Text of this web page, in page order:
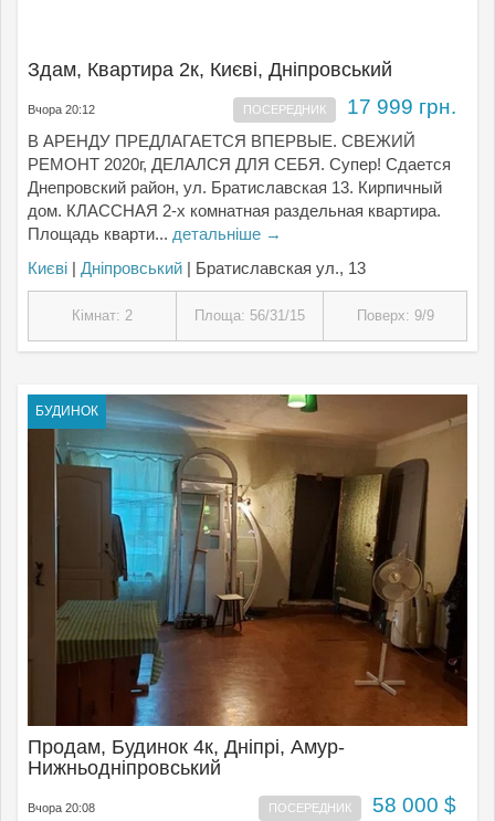
Здам, Квартира 2к, Києвi, Дніпровський
Вчора 20:12 ПОСЕРЕДНИК 17 999 грн.
В АРЕНДУ ПРЕДЛАГАЕТСЯ ВПЕРВЫЕ. СВЕЖИЙ
РЕМОНТ 2020г, ДЕЛАЛСЯ ДЛЯ СЕБЯ. Супер! Сдается
Днепровский район, ул. Братиславская 13. Кирпичный
дом. КЛАССНАЯ 2-х комнатная раздельная квартира.
Площадь кварти... детальніше →
Києвi | Дніпровський | Братиславская ул., 13
Кімнат: 2 Площа: 56/31/15 Поверх: 9/9
БУДИНОК
Продам, Будинок 4к, Дніпрі, Амур-
Нижньодніпровський
Вчора 20:08 ПОСЕРЕДНИК 58 000 $